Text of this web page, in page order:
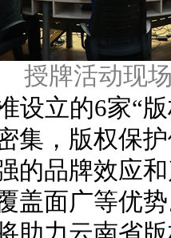
授牌活动现
设立的6家“
集，版权保
的品牌效应
盖面广等优